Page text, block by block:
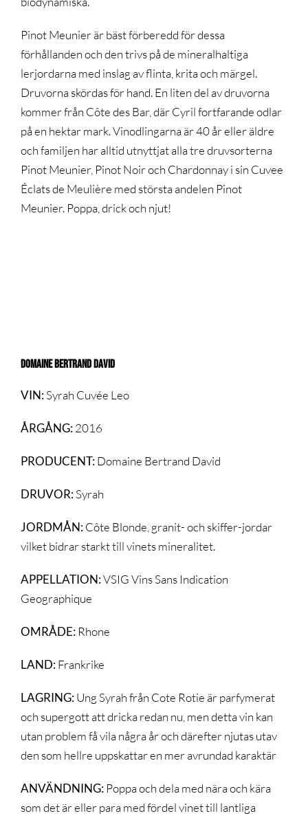
Pinot Meunier är bäst förberedd för dessa
förhållanden och den trivs på de mineralhaltiga
lerjordarna med inslag av flinta, krita och märgel.
Druvorna skördas för hand. En liten del av druvorna
kommer från Côte des Bar, där Cyril fortfarande odlar
på en hektar mark. Vinodlingarna är 40 år eller äldre
och familjen har alltid utnyttjat alla tre druvsorterna
Pinot Meunier, Pinot Noir och Chardonnay i sin Cuvee
Éclats de Meulière med största andelen Pinot
Meunier. Poppa, drick och njut!
DOMAINE BERTRAND DAVID
VIN:Syrah Cuvée Leo
ÅRGÅNG:2016
PRODUCENT:Domaine Bertrand David
DRUVOR:Syrah
JORDMÅN:Côte Blonde, granit- och skiffer-jordar
vilket bidrar starkt till vinets mineralitet.
APPELLATION:VSIG Vins Sans Indication
Geographique
OMRÅDE: Rhone
LAND:Frankrike
LAGRING:Ung Syrah från Cote Rotie är parfymerat
och supergott att dricka redan nu, men detta vin kan
utan problem få vila några år och därefter njutas utav
den som hellre uppskattar en mer avrundad karaktär
ANVÄNDNING: Poppa och dela med nära och kära
som det är eller para med fördel vinet till lantliga